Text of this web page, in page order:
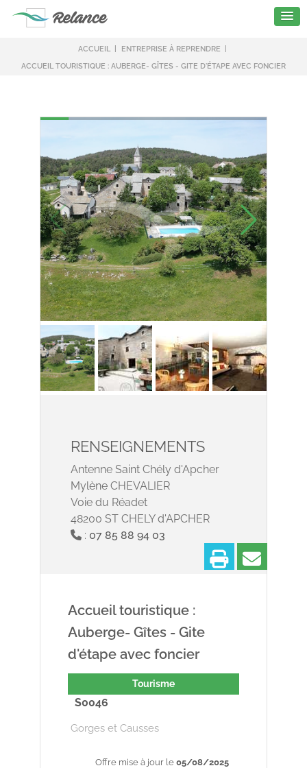
ACCUEIL
ENTREPRISE À REPRENDRE
ACCUEIL TOURISTIQUE : AUBERGE- GÎTES - GITE D'ÉTAPE AVEC FONCIER
RENSEIGNEMENTS
Antenne Saint Chély d'Apcher
Mylène CHEVALIER
Voie du Réadet
48200 ST CHELY d'APCHER
: 07 85 88 94 03
Accueil touristique :
Auberge- Gîtes - Gite
d'étape avec foncier
Tourisme
S0046
Gorges et Causses
Offre mise à jour le 05/08/2025